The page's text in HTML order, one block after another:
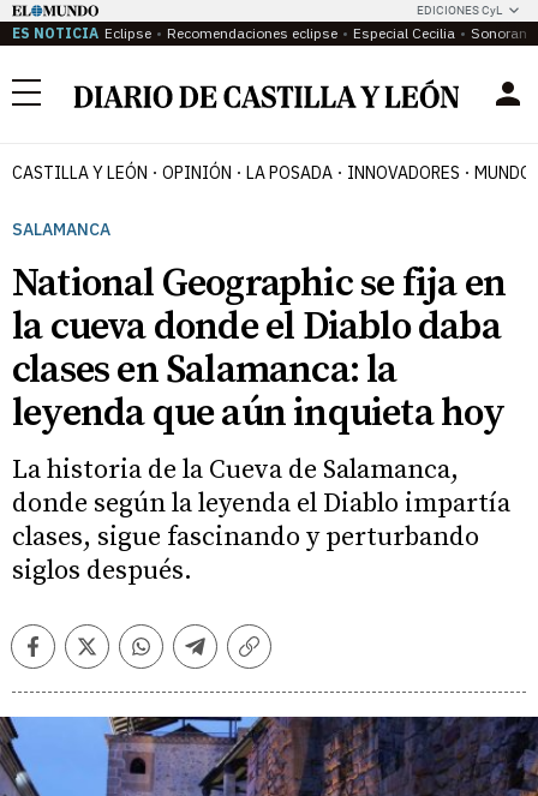
EDICIONES CyL
ES NOTICIA Eclipse Recomendaciones eclipse Especial Cecilia
Menú
CASTILLA Y LEÓN OPINIÓN LA POSADA INNOVADORES MUNDO
SALAMANCA
National Geographic se fija en
la cueva donde el Diablo daba
clases en Salamanca: la
leyenda que aún inquieta hoy
La historia de la Cueva de Salamanca,
donde según la leyenda el Diablo impartía
clases, sigue fascinando y perturbando
siglos después.
FacebookTwitterWhatsappTelegramCopiar